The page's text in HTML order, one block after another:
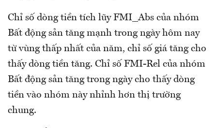
Chỉ số dòng tiền tích lũy FMI_Abs của nhóm
Bất động sản tăng mạnh trong ngày hôm nay
từ vùng thấp nhất của năm, chỉ số giá tăng cho
thấy dòng tiền tăng. Chỉ số FMI-Rel của nhóm
Bất động sản tăng trong ngày cho thấy dòng
tiền vào nhóm này nhỉnh hơn thị trường
chung.